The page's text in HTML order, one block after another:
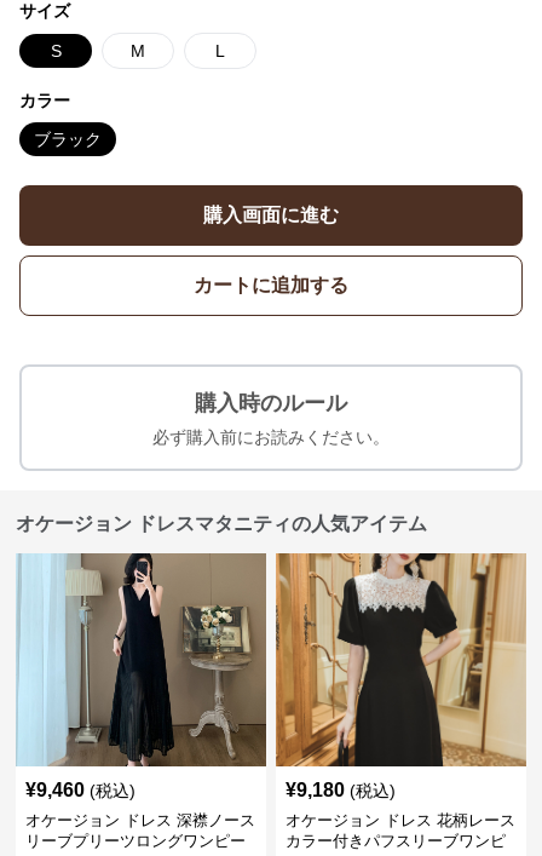
サイズ
S M L
カラー
ブラック
購入画面に進む
カートに追加する
購入時のルール
必ず購入前にお読みください。
オケージョン ドレスマタニティの人気アイテム
¥9,460 (税込)
オケージョン ドレス 深襟ノース
リーブプリーツロングワンピー
¥9,180 (税込)
オケージョン ドレス 花柄レース
カラー付きパフスリーブワンピ